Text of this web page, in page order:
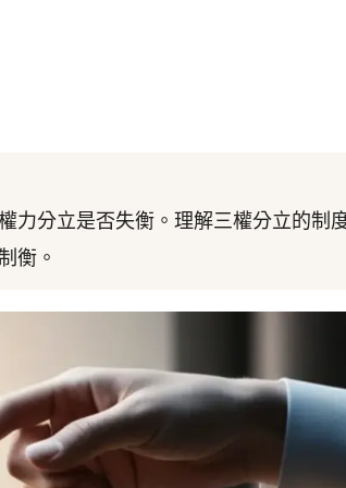
力分立是否失衡。理解三權分立的制
衡。